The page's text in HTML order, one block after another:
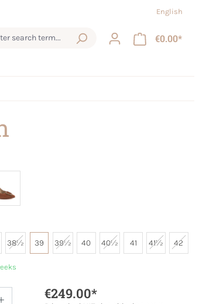
English
€0.00*
38½ 39 39½ 40 40½ 41 41½ 42
€249.00*